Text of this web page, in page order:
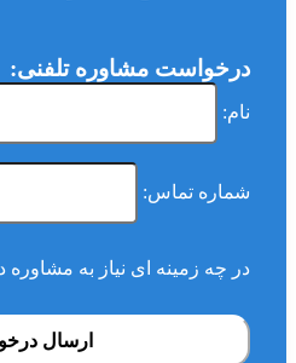
درخواست مشاوره تلفنی:
نام:
شماره تماس:
در چه زمینه ای نیاز به مشاوره
ارسال